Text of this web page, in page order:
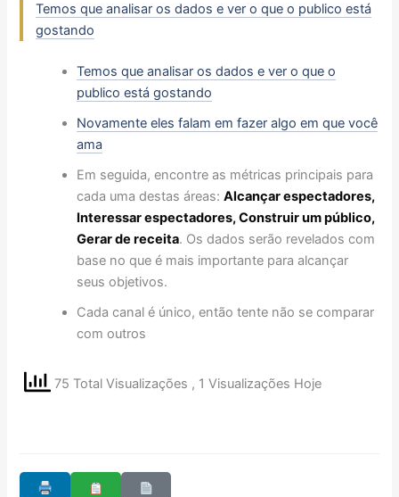
Temos que analisar os dados e ver o que o publico está
gostando
Temos que analisar os dados e ver o que o
publico está gostando
Novamente eles falam em fazer algo em que você
ama
Em seguida, encontre as métricas principais para
cada uma destas áreas:Alcançar espectadores,
Interessar espectadores, Construir um público,
Gerar de receita. Os dados serão revelados com
base no que é mais importante para alcançar
seus objetivos.
Cada canal é único, então tente não se comparar
com outros
75 Total Visualizações , 1 Visualizações Hoje